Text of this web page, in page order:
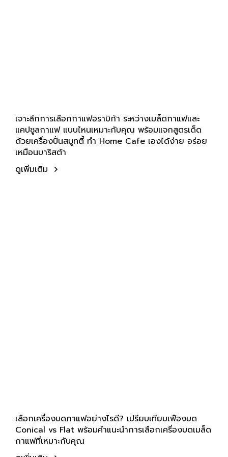
เจาะลึกการเลือกกาแฟอราบิก้า ระหว่างเมล็ดกาแฟและ
แคปซูลกาแฟ แบบไหนเหมาะกับคุณ พร้อมแจกสูตรเด็ด
ด้วยเครื่องปั่นสมูทตี้ ทำ Home Cafe เองได้ง่าย อร่อย
เหมือนบาริสต้า
ดูเพิ่มเติม
เลือกเครื่องบดกาแฟอย่างไรดี? เปรียบเทียบเฟืองบด
Conical vs Flat พร้อมคำแนะนำการเลือกเครื่องบดเมล็ด
กาแฟที่เหมาะกับคุณ